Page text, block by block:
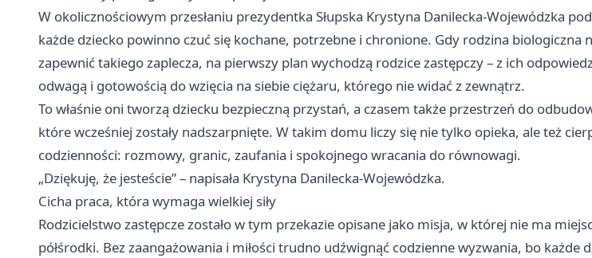
W okolicznościowym przesłaniu prezydentka Słupska Krystyna Danilecka-Wojewódzka
każde dziecko powinno czuć się kochane, potrzebne i chronione. Gdy rodzina biologiczna
zapewnić takiego zaplecza, na pierwszy plan wychodzą rodzice zastępczy – z ich
odwagą i gotowością do wzięcia na siebie ciężaru, którego nie widać z zewnątrz.
To właśnie oni tworzą dziecku bezpieczną przystań, a czasem także przestrzeń do
które wcześniej zostały nadszarpnięte. W takim domu liczy się nie tylko opieka, ale też
codzienności: rozmowy, granic, zaufania i spokojnego wracania do równowagi.
„Dziękuję, że jesteście” – napisała Krystyna Danilecka-Wojewódzka.
Cicha praca, która wymaga wielkiej siły
Rodzicielstwo zastępcze zostało w tym przekazie opisane jako misja, w której nie ma
półśrodki. Bez zaangażowania i miłości trudno udźwignąć codzienne wyzwania, bo każde